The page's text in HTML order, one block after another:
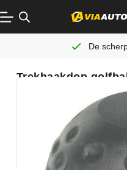
De
Trekhaakdop